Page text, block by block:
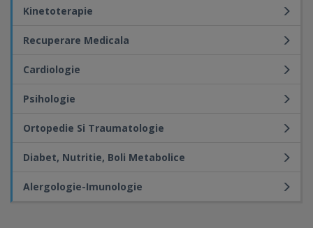
Kinetoterapie
Recuperare Medicala
Cardiologie
Psihologie
Ortopedie Si Traumatologie
Diabet, Nutritie, Boli Metabolice
Alergologie-Imunologie